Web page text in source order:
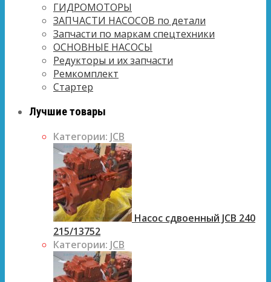
ГИДРОМОТОРЫ
ЗАПЧАСТИ НАСОСОВ по детали
Запчасти по маркам спецтехники
ОСНОВНЫЕ НАСОСЫ
Редукторы и их запчасти
Ремкомплект
Стартер
Лучшие товары
Категории: JCB
Насос сдвоенный JCB 240
215/13752
Категории: JCB